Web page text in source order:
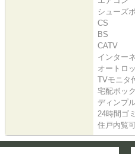
シューズ
CS
BS
CATV
インター
オートロ
TVモニタ
宅配ボッ
ディンプ
24時間ゴ
住戸内覧